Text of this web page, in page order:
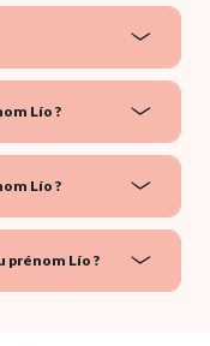
Lío ?
Lío ?
prénom Lío ?